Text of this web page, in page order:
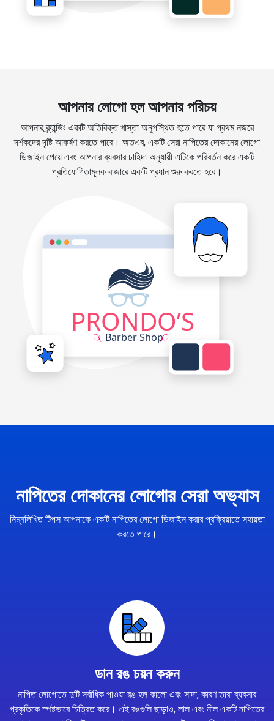
আপনার লোগো হল আপনার পরিচয়
আপনার ব্র্যান্ডিং একটি অতিরিক্ত খাস্তা অনুপস্থিত হতে পারে যা প্রথম নজরে
দর্শকদের দৃষ্টি আকর্ষণ করতে পারে। অতএব, একটি সেরা নাপিতের দোকানের লোগো
ডিজাইন পেয়ে এবং আপনার ব্যবসার চাহিদা অনুযায়ী এটিকে পরিবর্তন করে একটি
প্রতিযোগিতামূলক বাজারে একটি প্রধান শুরু করতে হবে।
নাপিতের দোকানের লোগোর সেরা অভ্যাস
নিম্নলিখিত টিপস আপনাকে একটি নাপিতের লোগো ডিজাইন করার প্রক্রিয়াতে সহায়তা
করতে পারে।
ডান রঙ চয়ন করুন
নাপিত লোগোতে দুটি সর্বাধিক পাওয়া রঙ হল কালো এবং সাদা, কারণ তারা ব্যবসার
প্রকৃতিকে স্পষ্টভাবে চিত্রিত করে। এই রঙগুলি ছাড়াও, লাল এবং নীল একটি নাপিতের